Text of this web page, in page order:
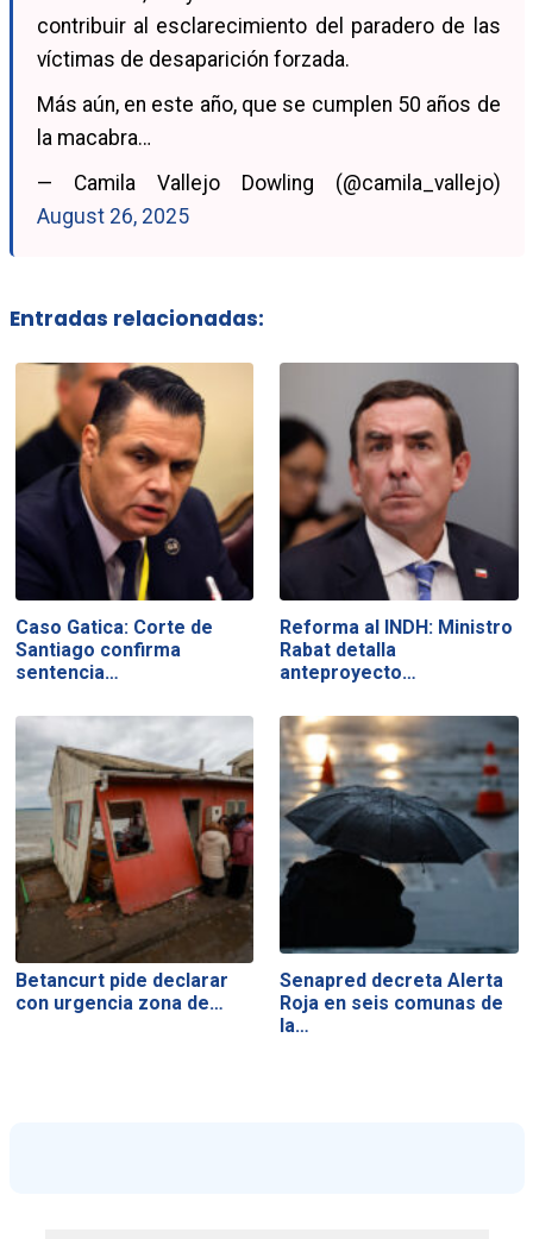
contribuir al esclarecimiento del paradero de las
víctimas de desaparición forzada.
Más aún, en este año, que se cumplen 50 años de
la macabra…
— Camila Vallejo Dowling (@camila_vallejo)
August 26, 2025
Entradas relacionadas:
Caso Gatica: Corte de
Santiago confirma
sentencia…
Reforma al INDH: Ministro
Rabat detalla
anteproyecto…
Betancurt pide declarar
con urgencia zona de…
Senapred decreta Alerta
Roja en seis comunas de
la…